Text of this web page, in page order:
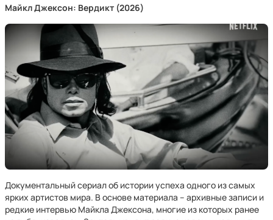
Майкл Джексон: Вердикт (2026)
Документальный сериал об истории успеха одного из самых
ярких артистов мира. В основе материала – архивные записи и
редкие интервью Майкла Джексона, многие из которых ранее